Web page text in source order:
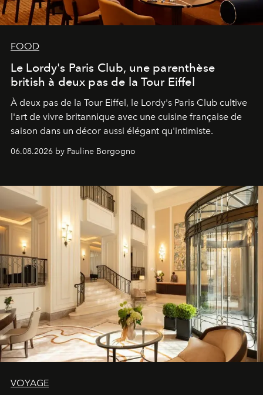
FOOD
Le Lordy's Paris Club, une parenthèse
british à deux pas de la Tour Eiffel
À deux pas de la Tour Eiffel, le Lordy's Paris Club cultive
l'art de vivre britannique avec une cuisine française de
saison dans un décor aussi élégant qu'intimiste.
06.08.2026 by Pauline Borgogno
VOYAGE